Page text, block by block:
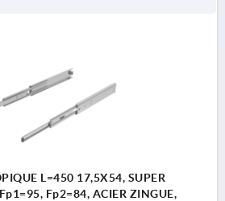
L=450 17,5X54, SUPER
Fp2=84, ACIER ZINGUE,